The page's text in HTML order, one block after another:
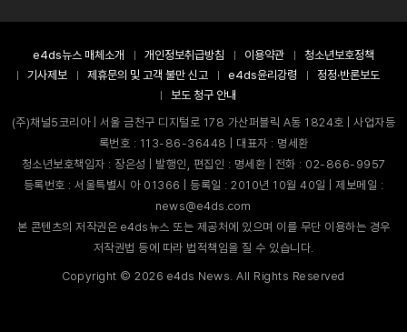
e4ds뉴스 매체소개 개인정보취급방침 이용약관
청소년보호정책
기사제보
제휴문의 및 고객 불만 신고 e4ds윤리강령
정정·반론보도
보도 청구 안내
(주)채널5코리아 | 서울 금천구 디지털로 178 가산퍼블릭 A동 1824호 | 사업자등
록번호 : 113-86-36448 | 대표자 : 명세환
청소년보호책임자 : 장은성 | 발행인, 편집인 : 명세환 | 전화 : 02-866-9957
등록번호 : 서울특별시 아 01366 | 등록일 : 2010년 10월 40일 | 제보메일 :
news@e4ds.com
본 콘텐츠의 저작권은 e4ds뉴스 또는 제공처에 있으며 이를 무단 이용하는 경우
저작권법 등에 따라 법적책임을 질 수 있습니다.
Copyright ©2026 e4ds News. All Rights Reserved